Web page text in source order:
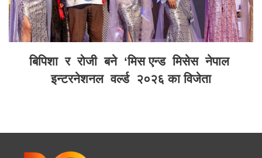
बिपिशा र रोजी बने ‘मिस एन्ड मिसेस नेपाल
इन्टरनेशनल वर्ल्ड २०२६ का विजेता